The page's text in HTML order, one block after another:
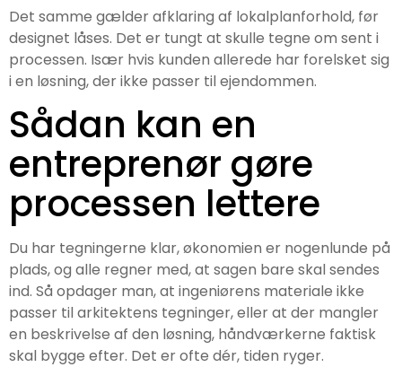
Det samme gælder afklaring af lokalplanforhold, før
designet låses. Det er tungt at skulle tegne om sent i
processen. Især hvis kunden allerede har forelsket sig
i en løsning, der ikke passer til ejendommen.
Sådan kan en
entreprenør gøre
processen lettere
Du har tegningerne klar, økonomien er nogenlunde på
plads, og alle regner med, at sagen bare skal sendes
ind. Så opdager man, at ingeniørens materiale ikke
passer til arkitektens tegninger, eller at der mangler
en beskrivelse af den løsning, håndværkerne faktisk
skal bygge efter. Det er ofte dér, tiden ryger.